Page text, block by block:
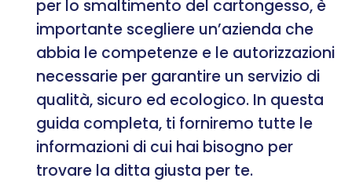
per lo smaltimento del cartongesso, è
importante scegliere un’azienda che
abbia le competenze e le autorizzazioni
necessarie per garantire un servizio di
qualità, sicuro ed ecologico. In questa
guida completa, ti forniremo tutte le
informazioni di cui hai bisogno per
trovare la ditta giusta per te.